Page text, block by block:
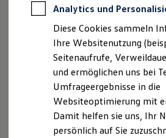
Professional Class bei
Behörden
Direktkunden
Sonderfahrzeuge
Anpfiff zum Gewinn
Elektromobilität
Elektroautos
ID. Tutorials
Elektrofahrzeugkonzepte
ID. EVERY1
Reichweite
Impressum
Richard Stein GmbH & Co. KG
HRA 16887 . USt.-Id. Nr. (gemäß
Umsatzsteuergesetz): DE
Persönlich haftende
Geschäftsführungs-Gesellschaft
Handelsregister und
Analytics und
Diese Cookies sammeln
Ihre Websitenutzung
Seitenaufrufe,
und ermöglichen uns bei
Umfrageergebnisse in die
Websiteoptimierung mit
Damit helfen sie uns, Ihr
persönlich auf Sie